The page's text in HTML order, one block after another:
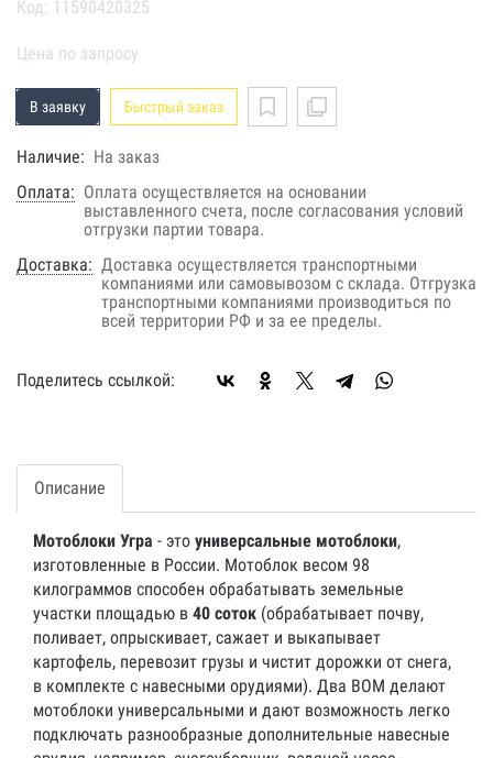
Код: 11590420325
Цена по запросу
В заявку Быстрый заказ
Наличие: На заказ
Оплата: Оплата осуществляется на основании
выставленного счета, после согласования условий
отгрузки партии товара.
Доставка: Доставка осуществляется транспортными
компаниями или самовывозом с склада. Отгрузка
транспортными компаниями производиться по
всей территории РФ и за ее пределы.
Поделитесь ссылкой:
Описание
Мотоблоки Угра - это универсальные мотоблоки,
изготовленные в России. Мотоблок весом 98
килограммов способен обрабатывать земельные
участки площадью в 40 соток (обрабатывает почву,
поливает, опрыскивает, сажает и выкапывает
картофель, перевозит грузы и чистит дорожки от снега,
в комплекте с навесными орудиями). Два ВОМ делают
мотоблоки универсальными и дают возможность легко
подключать разнообразные дополнительные навесные